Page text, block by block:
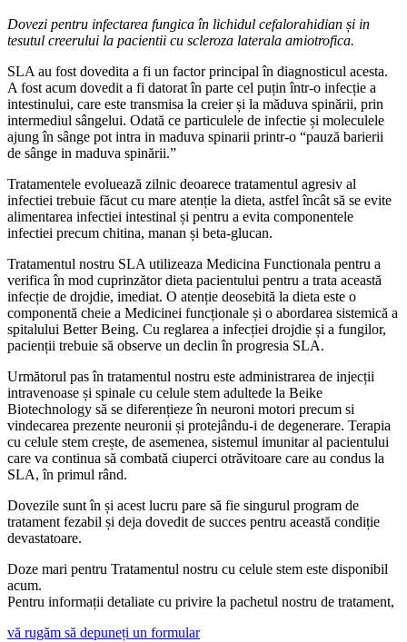
Dovezi pentru infectarea fungica în lichidul cefalorahidian și in
tesutul creerului la pacientii cu scleroza laterala amiotrofica.
SLA au fost dovedita a fi un factor principal în diagnosticul acesta.
A fost acum dovedit a fi datorat în parte cel puțin într-o infecție a
intestinului, care este transmisa la creier și la măduva spinării, prin
intermediul sângelui. Odată ce particulele de infectie și moleculele
ajung în sânge pot intra in maduva spinarii printr-o “pauză barierii
de sânge in maduva spinării.”
Tratamentele evoluează zilnic deoarece tratamentul agresiv al
infectiei trebuie făcut cu mare atenție la dieta, astfel încât să se evite
alimentarea infectiei intestinal și pentru a evita componentele
infectiei precum chitina, manan și beta-glucan.
Tratamentul nostru SLA utilizeaza Medicina Functionala pentru a
verifica în mod cuprinzător dieta pacientului pentru a trata această
infecție de drojdie, imediat. O atenție deosebită la dieta este o
componentă cheie a Medicinei funcționale și o abordarea sistemică a
spitalului Better Being. Cu reglarea a infecției drojdie și a fungilor,
pacienții trebuie să observe un declin în progresia SLA.
Următorul pas în tratamentul nostru este administrarea de injecții
intravenoase și spinale cu celule stem adultede la Beike
Biotechnology să se diferențieze în neuroni motori precum si
vindecarea prezente neuronii și protejându-i de degenerare. Terapia
cu celule stem crește, de asemenea, sistemul imunitar al pacientului
care va continua să combată ciuperci otrăvitoare care au condus la
SLA, în primul rând.
Dovezile sunt în și acest lucru pare să fie singurul program de
tratament fezabil și deja dovedit de succes pentru această condiție
devastatoare.
Doze mari pentru Tratamentul nostru cu celule stem este disponibil
acum.
Pentru informații detaliate cu privire la pachetul nostru de tratament,
vă rugăm să depuneți un formular